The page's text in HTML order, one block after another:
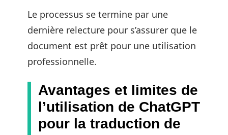
Le processus se termine par une
dernière relecture pour s’assurer que le
document est prêt pour une utilisation
professionnelle.
Avantages et limites de
l’utilisation de ChatGPT
pour la traduction de